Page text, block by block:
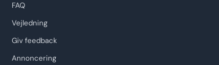
FAQ
Vejledning
Giv feedback
Annoncering